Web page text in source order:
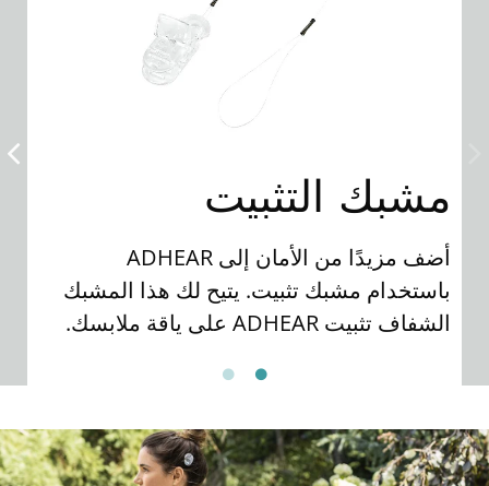
مشبك التثبيت
أضف مزيدًا من الأمان إلى ADHEAR
باستخدام مشبك تثبيت. يتيح لك هذا المشبك
الشفاف تثبيت ADHEAR على ياقة ملابسك.